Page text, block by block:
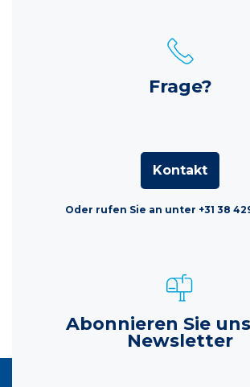
Frage?
Kontakt
Oder rufen Sie an unter +31 38
Abonnieren Sie
Newsletter